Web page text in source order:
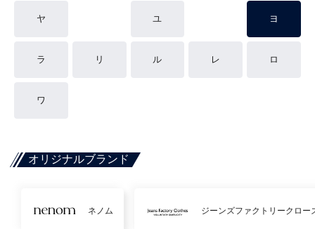
ヤ ユ ヨ
ラ リ ル レ ロ
ワ
オリジナルブランド
ネノム ジーンズファクトリークロー